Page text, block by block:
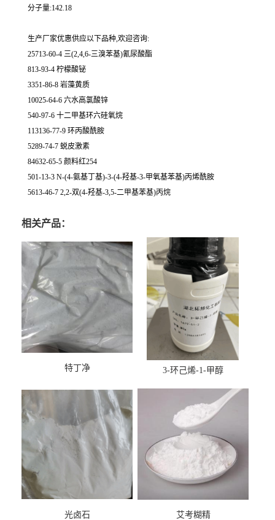
分子量:142.18
生产厂家优惠供应以下品种,欢迎咨询:
25713-60-4 三(2,4,6-三溴苯基)氰尿酸酯
813-93-4 柠檬酸铋
3351-86-8 岩藻黄质
10025-64-6 六水高氯酸锌
540-97-6 十二甲基环六硅氧烷
113136-77-9 环丙酸酰胺
5289-74-7 蜕皮激素
84632-65-5 颜料红254
501-13-3 N-(4-氨基丁基)-3-(4-羟基-3-甲氧基苯基)丙烯酰胺
5613-46-7 2,2-双(4-羟基-3,5-二甲基苯基)丙烷
相关产品：
特丁净 3-环己烯-1-甲醇
光卤石 艾考糊精